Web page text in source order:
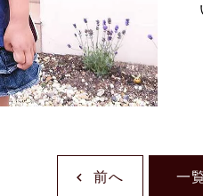
前へ 一